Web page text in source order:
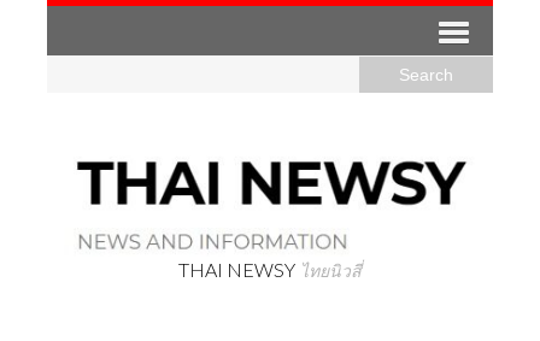
THAI NEWSY ไทยนิวสี่